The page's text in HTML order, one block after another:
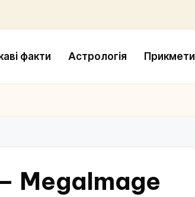
факти Астрологія Прикмети
MegaImage